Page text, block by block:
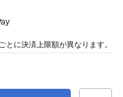
とに決済上限額が異なります。